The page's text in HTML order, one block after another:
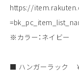
https://
※カラー：ネイビー
■ ハンガーラック